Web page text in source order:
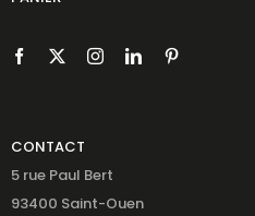
CONTACT
5 rue Paul Bert
93400 Saint-Ouen